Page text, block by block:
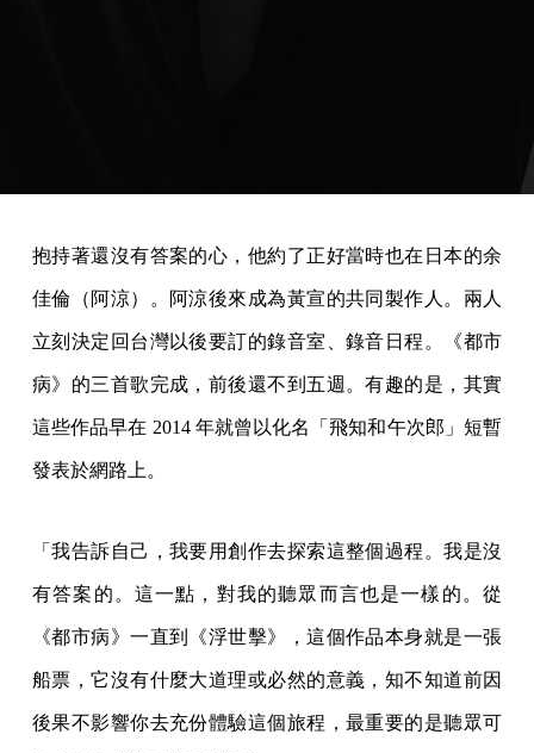
抱持著還沒有答案的心，他約了正好當時也在日本的余
佳倫（阿涼）。阿涼後來成為黃宣的共同製作人。兩人
立刻決定回台灣以後要訂的錄音室、錄音日程。《都市
病》的三首歌完成，前後還不到五週。有趣的是，其實
這些作品早在 2014 年就曾以化名「飛知和午次郎」短暫
發表於網路上。
「我告訴自己，我要用創作去探索這整個過程。我是沒
有答案的。這一點，對我的聽眾而言也是一樣的。從
《都市病》一直到《浮世擊》，這個作品本身就是一張
船票，它沒有什麼大道理或必然的意義，知不知道前因
後果不影響你去充份體驗這個旅程，最重要的是聽眾可